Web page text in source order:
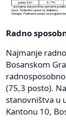
Radno
Najmanje
Bosanskom
(75,3 posto).
stanovništva u
Kantonu 10,